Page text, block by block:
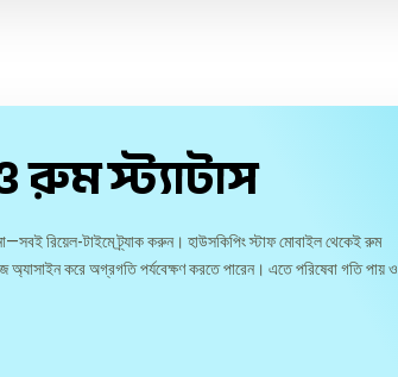
স্ট্যাটাস
রিয়েল-টাইমে ট্র্যাক করুন। হাউসকিপিং স্টাফ মোবাইল থেকেই রুম
অ্যাসাইন করে অগ্রগতি পর্যবেক্ষণ করতে পারেন। এতে পরিষেবা গতি পায় ও